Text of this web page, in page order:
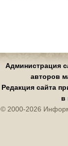
Администрация
авторов
Редакция сайта
в
© 2000-2026